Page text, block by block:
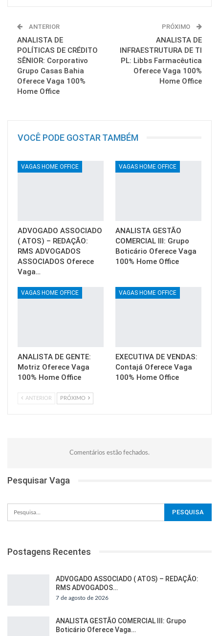
ANTERIOR
ANALISTA DE
POLÍTICAS DE CRÉDITO
SÊNIOR: Corporativo
Grupo Casas Bahia
Oferece Vaga 100%
Home Office
PRÓXIMO
ANALISTA DE
INFRAESTRUTURA DE TI
PL: Libbs Farmacêutica
Oferece Vaga 100%
Home Office
VOCÊ PODE GOSTAR TAMBÉM
VAGAS HOME OFFICE
ADVOGADO ASSOCIADO
( ATOS) – REDAÇÃO:
RMS ADVOGADOS
ASSOCIADOS Oferece
Vaga…
VAGAS HOME OFFICE
ANALISTA GESTÃO
COMERCIAL III: Grupo
Boticário Oferece Vaga
100% Home Office
VAGAS HOME OFFICE
ANALISTA DE GENTE:
Motriz Oferece Vaga
100% Home Office
VAGAS HOME OFFICE
EXECUTIVA DE VENDAS:
Contajá Oferece Vaga
100% Home Office
ANTERIOR PRÓXIMO
Comentários estão fechados.
Pesquisar Vaga
Postagens Recentes
ADVOGADO ASSOCIADO ( ATOS) – REDAÇÃO:
RMS ADVOGADOS…
7 de agosto de 2026
ANALISTA GESTÃO COMERCIAL III: Grupo
Boticário Oferece Vaga…